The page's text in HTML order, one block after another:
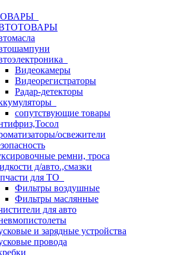
Видеокамеры
Видеорегистраторы
Радар-детекторы
сопутствующие товары
освежители
ремни, троса
д/авто.,смазки
для ТО
Фильтры воздушные
Фильтры маслянные
для авто
и зарядные устройства
провода